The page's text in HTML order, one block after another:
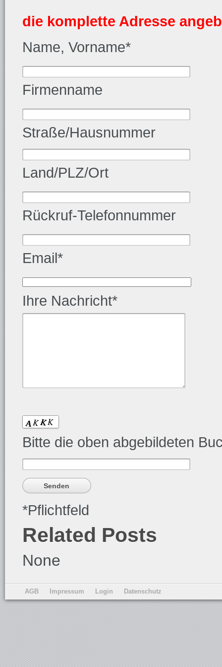
die komplette Adresse
Name, Vorname*
Firmenname
Straße/Hausnummer
Land/PLZ/Ort
Rückruf-Telefonnummer
Email*
Ihre Nachricht*
Bitte die oben abgebildeten
*Pflichtfeld
Related Posts
None
AGB Impressum Login Datenschutz